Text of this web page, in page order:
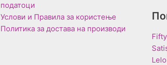
податоци
Услови и Правила за користење
Политика за достава на производи
Lelo